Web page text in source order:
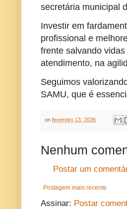
secretária municipal
Investir em
profissional e
frente salvando
atendimento, na
Seguimos
SAMU, que é
onfevereiro 13, 2026
Nenhum
Postar um
Postagem mais recente
Assinar: Postar